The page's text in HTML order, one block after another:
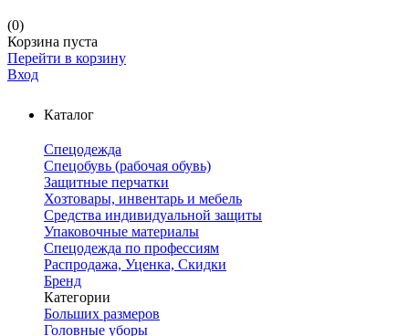
(0)
Корзина пуста
Перейти в корзину
Вход
Каталог
Спецодежда
Спецобувь (рабочая обувь)
Защитные перчатки
Хозтовары, инвентарь и мебель
Средства индивидуальной защиты
Упаковочные материалы
Спецодежда по профессиям
Распродажа, Уценка, Скидки
Бренд
Категории
Больших размеров
Головные уборы